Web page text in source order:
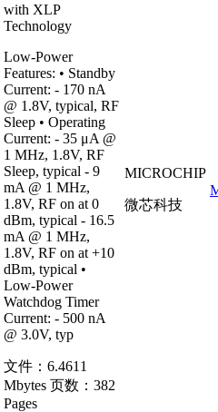
with XLP
Technology
Low-Power
Features: • Standby
Current: - 170 nA
@ 1.8V, typical, RF
Sleep • Operating
Current: - 35 μA @
1 MHz, 1.8V, RF
Sleep, typical - 9
mA @ 1 MHz,
1.8V, RF on at 0
dBm, typical - 16.5
mA @ 1 MHz,
1.8V, RF on at +10
dBm, typical •
Low-Power
Watchdog Timer
Current: - 500 nA
@ 3.0V, typ
文件： 6.4611
Mbytes 页数： 382
Pages
MICROCHIP
微芯科技